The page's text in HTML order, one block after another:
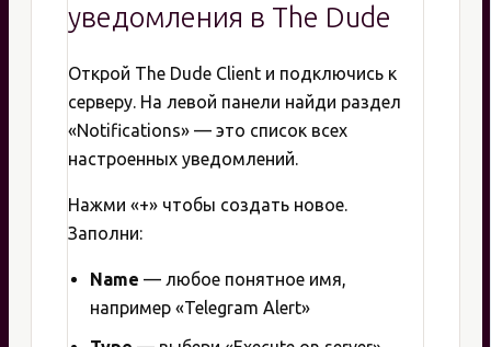
уведомления в The Dude
Открой The Dude Client и подключись к
серверу. На левой панели найди раздел
«Notifications» — это список всех
настроенных уведомлений.
Нажми «+» чтобы создать новое.
Заполни:
Name — любое понятное имя,
например «Telegram Alert»